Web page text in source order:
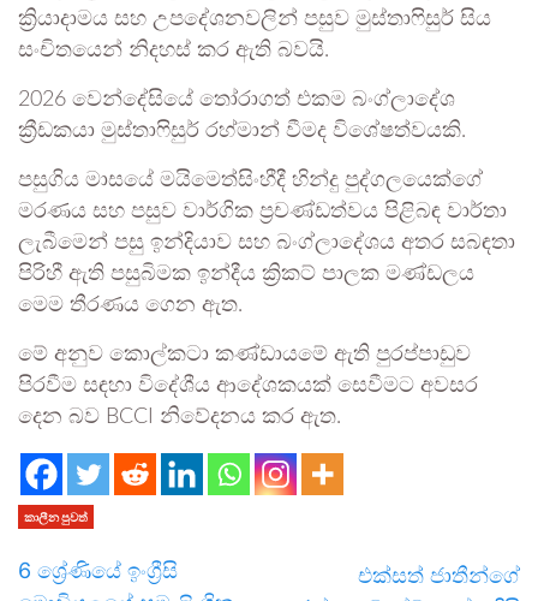
ක්‍රියාදාමය සහ උපදේශනවලින් පසුව මුස්තාෆිසුර් සිය
සංචිතයෙන් නිදහස් කර ඇති බවයි.
2026 වෙන්දේසියේ තෝරාගත් එකම බංග්ලාදේශ
ක්‍රීඩකයා මුස්තාෆිසුර් රහ්මාන් වීමද විශේෂත්වයකි.
පසුගිය මාසයේ මයිමෙත්සිංහීදී හින්දු පුද්ගලයෙක්ගේ
මරණය සහ පසුව වාර්ගික ප්‍රචණ්ඩත්වය පිළිබඳ වාර්තා
ලැබීමෙන් පසු ඉන්දියාව සහ බංග්ලාදේශය අතර සබඳතා
පිරිහී ඇති පසුබිමක ඉන්දීය ක්‍රිකට් පාලක මණ්ඩලය
මෙම තීරණය ගෙන ඇත.
මේ අනුව කොල්කටා කණ්ඩායමේ ඇති පුරප්පාඩුව
පිරවීම සඳහා විදේශීය ආදේශකයක් සෙවීමට අවසර
දෙන බව BCCI නිවේදනය කර ඇත.
කාලීන පුවත්
6 ශ්‍රේණියේ ඉංග්‍රීසි
එක්සත් ජාතීන්ගේ